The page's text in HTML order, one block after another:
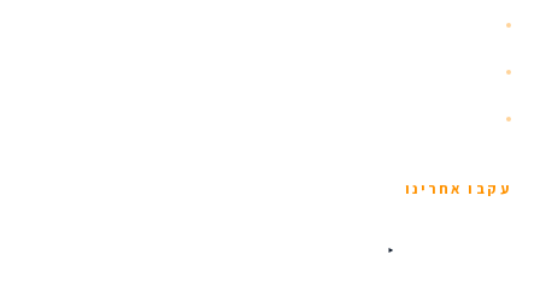
שומרי כשרות
תנאים כלליים
מדיניות פרטיות
עקבו אחרינו